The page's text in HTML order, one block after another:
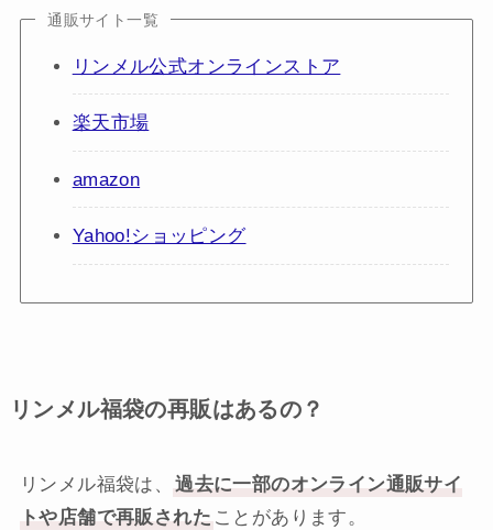
通販サイト一覧
リンメル公式オンラインストア
楽天市場
amazon
Yahoo!ショッピング
リンメル福袋の再販はあるの？
リンメル福袋は、
過去に一部のオンライン通販サイ
トや店舗で再販された ことがあります。